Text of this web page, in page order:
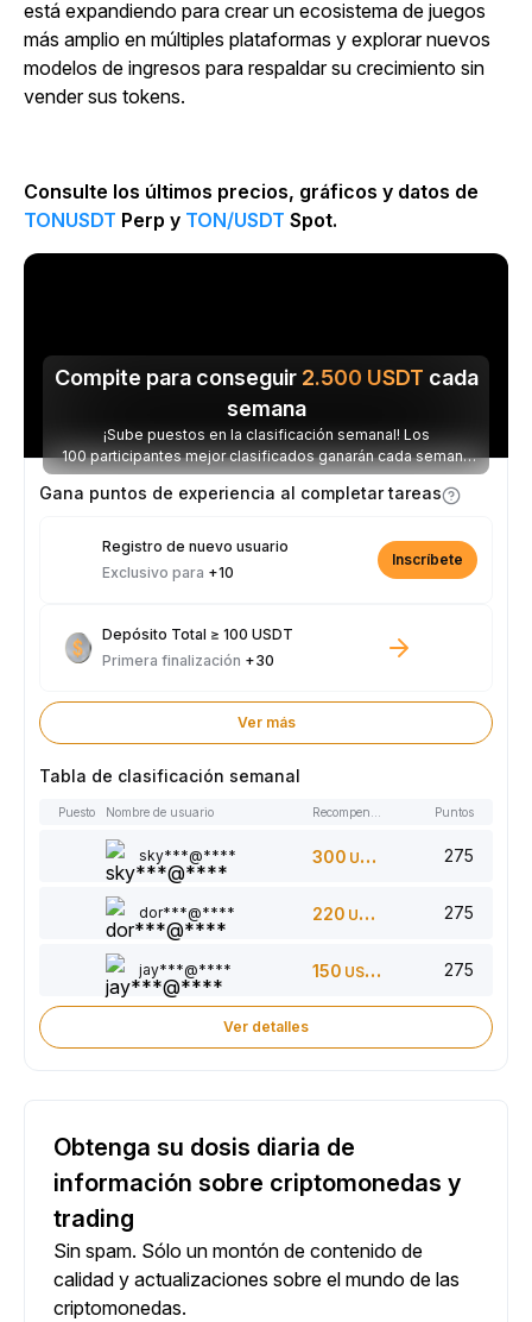
está expandiendo para crear un ecosistema de juegos
más amplio en múltiples plataformas y explorar nuevos
modelos de ingresos para respaldar su crecimiento sin
vender sus tokens.
Consulte los últimos precios, gráficos y datos de
TONUSDT Perp y TON/USDT Spot.
Compite para conseguir 2.500 USDT cada
semana
¡Sube puestos en la clasificación semanal! Los
100 participantes mejor clasificados ganarán cada semana
parte de los 2.500 USDT disponibles.
Gana puntos de experiencia al completar tareas
Registro de nuevo usuario
Exclusivo para +10
Inscríbete
Depósito Total ≥ 100 USDT
Primera finalización +30
Ver más
Tabla de clasificación semanal
Puesto Nombre de usuario Puntos
sky***@**** 300 USDT 275
dor***@**** 220 USDT 275
jay***@**** 150 USDT 275
Ver detalles
Obtenga su dosis diaria de
información sobre criptomonedas y
trading
Sin spam. Sólo un montón de contenido de
calidad y actualizaciones sobre el mundo de las
criptomonedas.